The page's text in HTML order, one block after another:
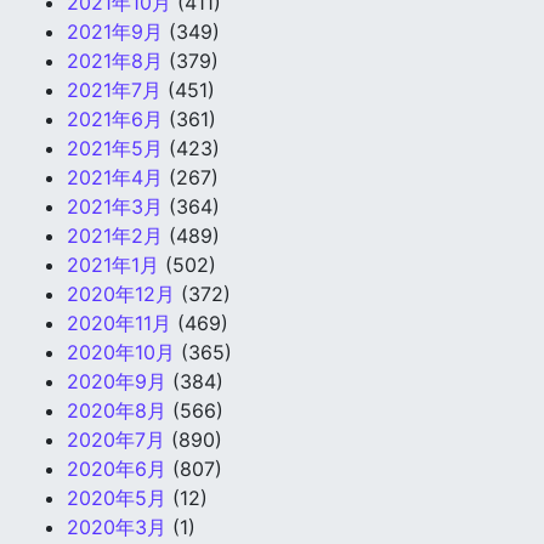
2021年9月 (349)
2021年8月 (379)
2021年7月 (451)
2021年6月 (361)
2021年5月 (423)
2021年4月 (267)
2021年3月 (364)
2021年2月 (489)
2021年1月 (502)
2020年12月 (372)
2020年11月 (469)
2020年10月 (365)
2020年9月 (384)
2020年8月 (566)
2020年7月 (890)
2020年6月 (807)
2020年5月 (12)
2020年3月 (1)